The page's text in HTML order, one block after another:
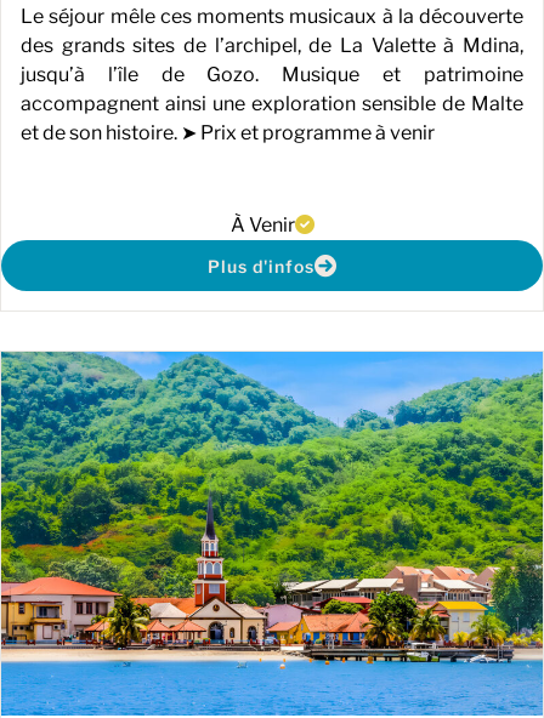
Le séjour mêle ces moments musicaux à la découverte
des grands sites de l’archipel, de La Valette à Mdina,
jusqu’à l’île de Gozo. Musique et patrimoine
accompagnent ainsi une exploration sensible de Malte
et de son histoire. ➤ Prix et programme à venir
À Venir
Plus d'infos